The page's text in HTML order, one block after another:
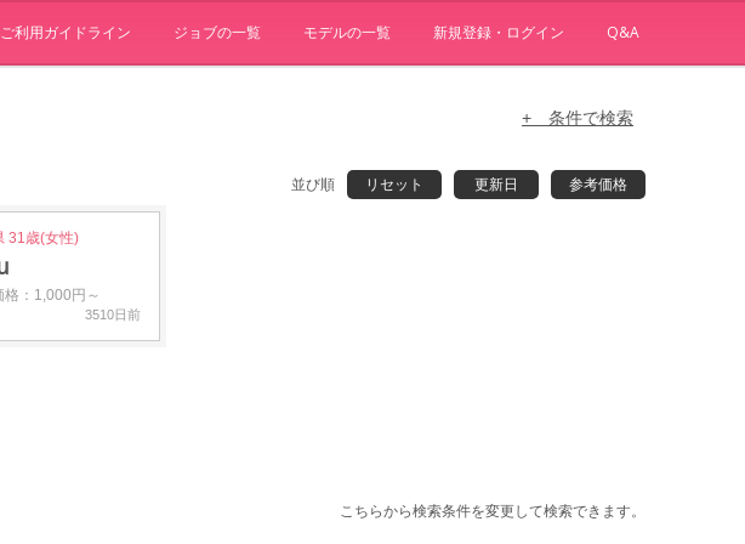
ご利用ガイドライン ジョブの一覧 モデルの一覧 新規登録・ログイン Q&A
+ 条件で検索
並び順 リセット 更新日 参考価格
31歳(女性)
格：1,000円～
3510日前
こちらから検索条件を変更して検索できます。